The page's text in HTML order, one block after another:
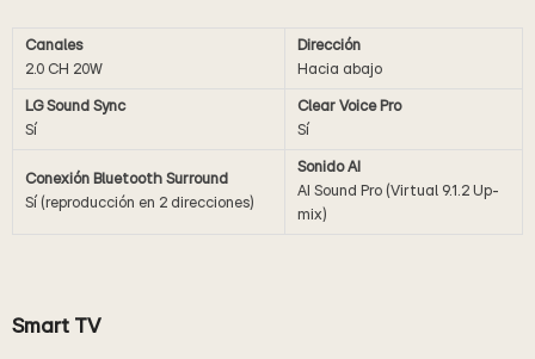
Canales
2.0 CH 20W
Dirección
Hacia abajo
LG Sound Sync
Sí
Clear Voice Pro
Sí
Conexión Bluetooth Surround
Sí (reproducción en 2 direcciones)
Sonido AI
AI Sound Pro (Virtual 9.1.2 Up-
mix)
Smart TV